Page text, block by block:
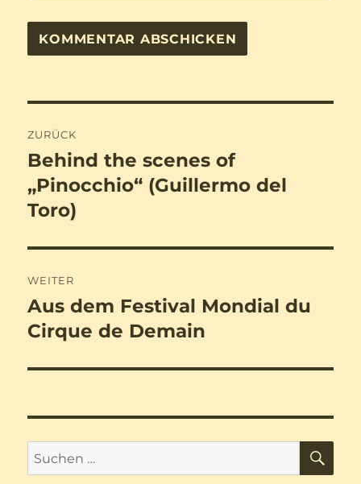
ZURÜCK
Vorheriger
Beitrag:
Behind the scenes of
„Pinocchio“ (Guillermo del
Toro)
WEITER
Nächster
Beitrag:
Aus dem Festival Mondial du
Cirque de Demain
Suchen
nach: